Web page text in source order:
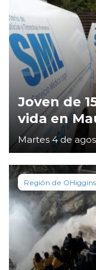
Joven de
vida en
Martes 4 de
Región de OHiggins